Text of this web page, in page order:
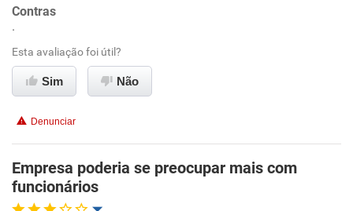
Benefícios
Recomenda a diretoria
Contras
.
Esta avaliação foi útil?
Sim Não
Denunciar
Empresa poderia se preocupar mais com
funcionários